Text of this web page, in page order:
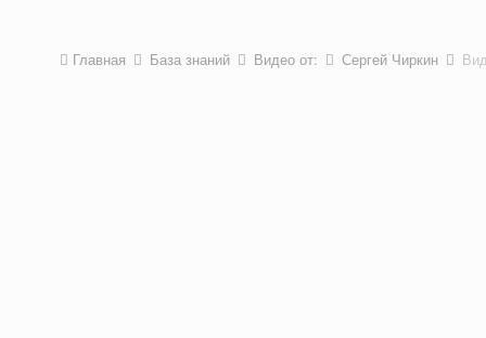
Главная База знаний Видео от: Сергей Чиркин